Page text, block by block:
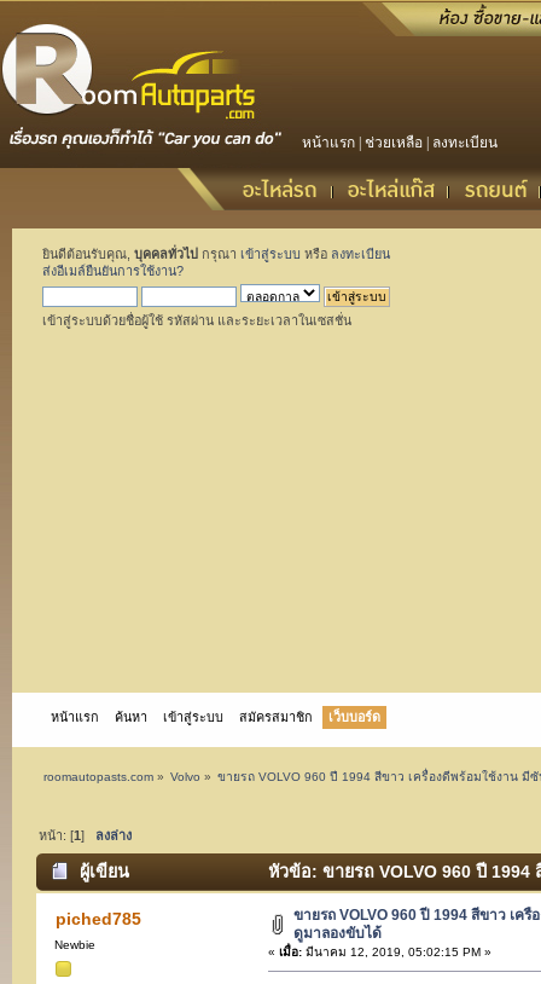
หน้าแรก ช่วยเหลือ ลงทะเบียน
ยินดีต้อนรับคุณ, บุคคลทั่วไป กรุณา เข้าสู่ระบบ หรือ ลงทะเบียน
ส่งอีเมล์ยืนยันการใช้งาน?
เข้าสู่ระบบด้วยชื่อผู้ใช้ รหัสผ่าน และระยะเวลาในเซสชั่น
หน้าแรก ค้นหา เข้าสู่ระบบ สมัครสมาชิก เว็บบอร์ด
roomautopasts.com» Volvo » ขายรถ VOLVO 960 ปี 1994 สีขาว เครื่องดีพร้อมใช้งาน มี
หน้า: [1] ลงล่าง
ผู้เขียน หัวข้อ: ขายรถ VOLVO 960 ปี
piched785
Newbie
ขายรถ VOLVO 960 ปี 1994 สีขาว เค
ดูมาลองขับได้
« เมื่อ:มีนาคม 12, 2019, 05:02:15 PM »